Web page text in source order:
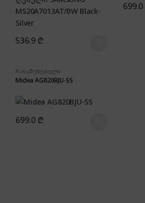
536.9 ₾
699.0
ჩასაშენებელი
მიკროტალღური ღუმელი
Midea AG820BJU-SS
699.0 ₾